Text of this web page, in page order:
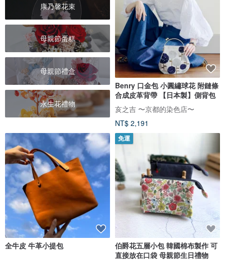
康乃馨花束
母親節蛋糕
母親節禮盒
永生花禮物
Benry 口金包 小圓繡球花 附鏈條
合成皮革背帶 【日本製】側背包
亥之吉 〜京都的染色店〜
NT$ 2,191
全牛皮 牛革小提包
免運
伯爵花五層小包 韓國棉布製作 可
直接放在口袋 母親節生日禮物